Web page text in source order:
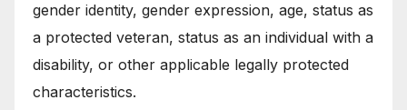
gender identity, gender expression, age, status as
a protected veteran, status as an individual with a
disability, or other applicable legally protected
characteristics.